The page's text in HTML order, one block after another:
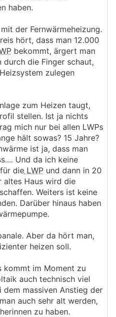
haben.
der Fernwärmeheizung.
hört, dass man 12.000
bekommt, ärgert man
durch die Finger schaut,
zulegen
zum Heizen taugt,
stellen. Ist ja nichts
mich nur bei allen LWPs
hält sowas? 15 Jahre?
ist ja, dass man
Und da ich keine
die LWP und dann in 20
altes Haus wird die
Weiters ist keine
Darüber hinaus haben
Aber da hört man,
heizen soll.
kommt im Moment zu
auch technisch viel
dem massiven Anstieg der
auch sehr alt werden,
zu haben.